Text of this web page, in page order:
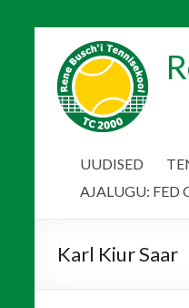
content
UUDISED
AJALUGU: FED
Karl Kiur Saar